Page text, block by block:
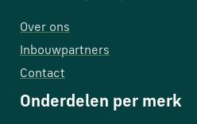
Over ons
Inbouwpartners
Contact
Onderdelen per merk